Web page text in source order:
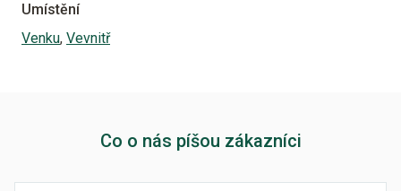
Umístění
Venku, Vevnitř
Co o nás píšou zákazníci